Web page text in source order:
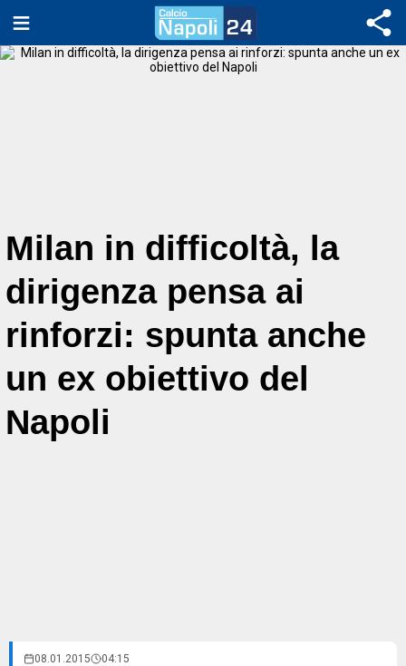
Milan in difficoltà, la
dirigenza pensa ai
rinforzi: spunta anche
un ex obiettivo del
Napoli
08.01.2015 04:15